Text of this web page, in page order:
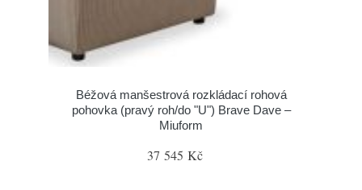
Béžová manšestrová rozkládací rohová
pohovka (pravý roh/do "U") Brave Dave –
Miuform
37 545 Kč